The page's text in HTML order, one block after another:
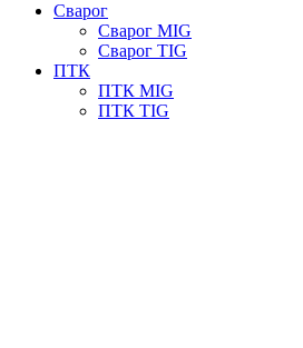
Сварог
Сварог MIG
Сварог TIG
ПТК
ПТК MIG
ПТК TIG